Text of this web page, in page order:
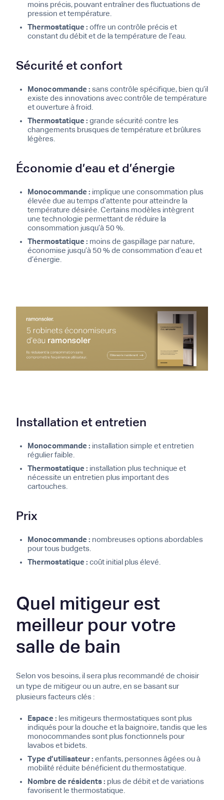
moins précis, pouvant entraîner des fluctuations de
pression et température.
Thermostatique : offre un contrôle précis et
constant du débit et de la température de l’eau.
Sécurité et confort
Monocommande : sans contrôle spécifique, bien qu’il
existe des innovations avec contrôle de température
et ouverture à froid.
Thermostatique : grande sécurité contre les
changements brusques de température et brûlures
légères.
Économie d’eau et d’énergie
Monocommande : implique une consommation plus
élevée due au temps d’attente pour atteindre la
température désirée. Certains modèles intègrent
une technologie permettant de réduire la
consommation jusqu’à 50 %.
Thermostatique : moins de gaspillage par nature,
économise jusqu’à 50 % de consommation d’eau et
d’énergie.
Installation et entretien
Monocommande : installation simple et entretien
régulier faible.
Thermostatique : installation plus technique et
nécessite un entretien plus important des
cartouches.
Prix
Monocommande : nombreuses options abordables
pour tous budgets.
Thermostatique : coût initial plus élevé.
Quel mitigeur est
meilleur pour votre
salle de bain
Selon vos besoins, il sera plus recommandé de choisir
un type de mitigeur ou un autre, en se basant sur
plusieurs facteurs clés :
Espace : les mitigeurs thermostatiques sont plus
indiqués pour la douche et la baignoire, tandis que les
monocommandes sont plus fonctionnels pour
lavabos et bidets.
Type d’utilisateur : enfants, personnes âgées ou à
mobilité réduite bénéficient du thermostatique.
Nombre de résidents : plus de débit et de variations
favorisent le thermostatique.